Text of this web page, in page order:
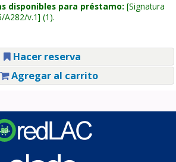
disponibles para préstamo: Signatura
A282/v.1 (1).
Hacer reserva
Agregar al carrito